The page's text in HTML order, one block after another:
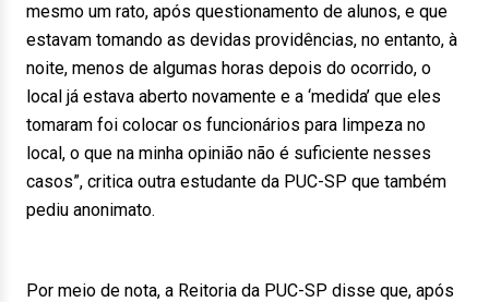
mesmo um rato, após questionamento de alunos, e que
estavam tomando as devidas providências, no entanto, à
noite, menos de algumas horas depois do ocorrido, o
local já estava aberto novamente e a ‘medida’ que eles
tomaram foi colocar os funcionários para limpeza no
local, o que na minha opinião não é suficiente nesses
casos”, critica outra estudante da PUC-SP que também
pediu anonimato.
Por meio de nota, a Reitoria da PUC-SP disse que, após